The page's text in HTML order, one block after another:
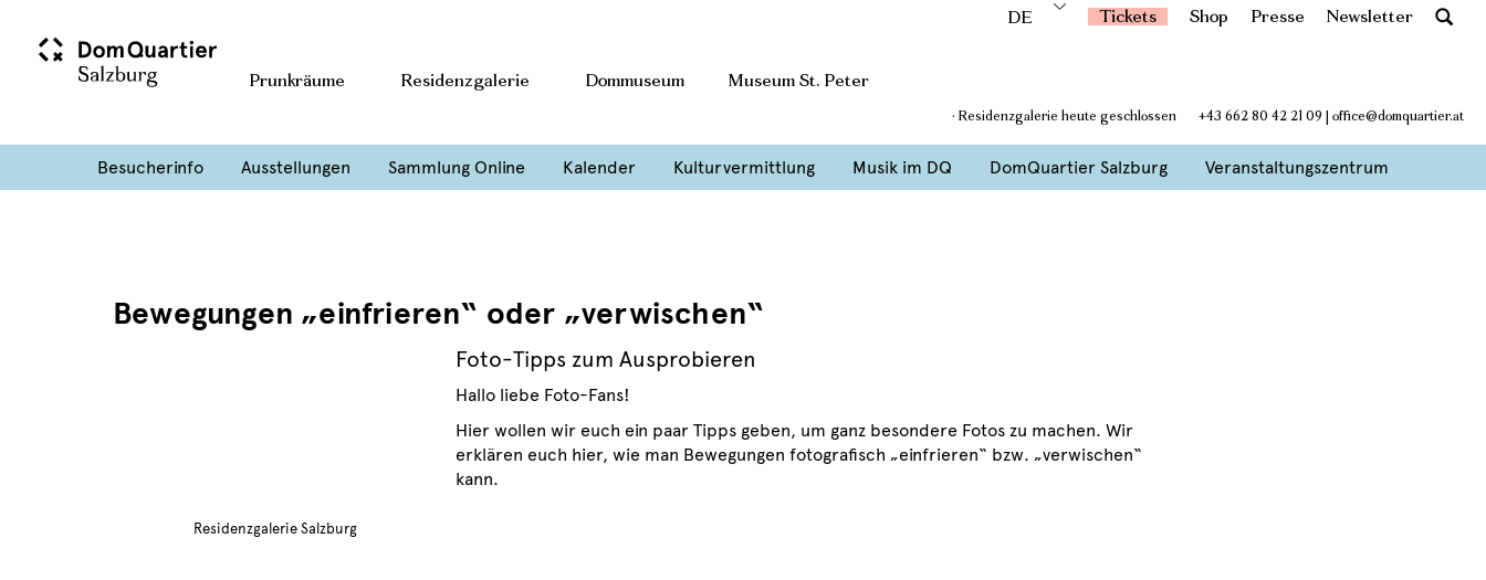
DE Tickets Shop Presse Newsletter
Prunkräume Residenzgalerie Dommuseum Museum St. Peter
· Residenzgalerie heute geschlossen +43 662 80 42 21 09 | office@domquartier.at
Besucherinfo Ausstellungen Sammlung Online Kalender Kulturvermittlung Musik im DQ DomQuartier Salzburg Veranstaltungszentrum
Bewegungen „einfrieren“ oder „verwischen“
Residenzgalerie Salzburg
Foto-Tipps zum Ausprobieren
Hallo liebe Foto-Fans!
Hier wollen wir euch ein paar Tipps geben, um ganz besondere Fotos zu machen. Wir
erklären euch hier, wie man Bewegungen fotografisch „einfrieren“ bzw. „verwischen“
kann.